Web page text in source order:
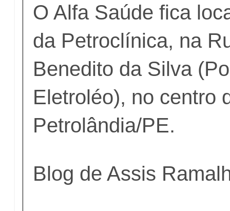
O Alfa Saúde fica
da Petroclínica, na
Benedito da Silva
Eletroléo), no centro
Petrolândia/PE.
Blog de Assis